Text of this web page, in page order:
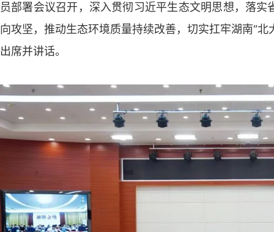
员部署会议召开，深入贯彻习近平生态文明思想，落
向攻坚，推动生态环境质量持续改善，切实扛牢湖南“
出席并讲话。